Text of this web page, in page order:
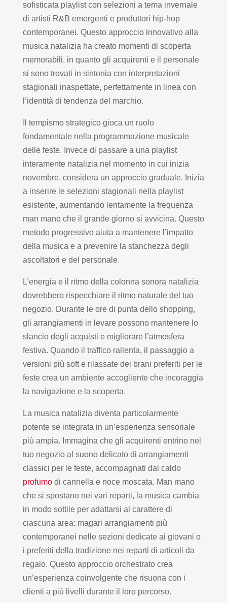
sofisticata playlist con selezioni a tema invernale
di artisti R&B emergenti e produttori hip-hop
contemporanei. Questo approccio innovativo alla
musica natalizia ha creato momenti di scoperta
memorabili, in quanto gli acquirenti e il personale
si sono trovati in sintonia con interpretazioni
stagionali inaspettate, perfettamente in linea con
l’identità di tendenza del marchio.
Il tempismo strategico gioca un ruolo
fondamentale nella programmazione musicale
delle feste. Invece di passare a una playlist
interamente natalizia nel momento in cui inizia
novembre, considera un approccio graduale. Inizia
a inserire le selezioni stagionali nella playlist
esistente, aumentando lentamente la frequenza
man mano che il grande giorno si avvicina. Questo
metodo progressivo aiuta a mantenere l’impatto
della musica e a prevenire la stanchezza degli
ascoltatori e del personale.
L’energia e il ritmo della colonna sonora natalizia
dovrebbero rispecchiare il ritmo naturale del tuo
negozio. Durante le ore di punta dello shopping,
gli arrangiamenti in levare possono mantenere lo
slancio degli acquisti e migliorare l’atmosfera
festiva. Quando il traffico rallenta, il passaggio a
versioni più soft e rilassate dei brani preferiti per le
feste crea un ambiente accogliente che incoraggia
la navigazione e la scoperta.
La musica natalizia diventa particolarmente
potente se integrata in un’esperienza sensoriale
più ampia. Immagina che gli acquirenti entrino nel
tuo negozio al suono delicato di arrangiamenti
classici per le feste, accompagnati dal caldo
profumodi cannella e noce moscata. Man mano
che si spostano nei vari reparti, la musica cambia
in modo sottile per adattarsi al carattere di
ciascuna area: magari arrangiamenti più
contemporanei nelle sezioni dedicate ai giovani o
i preferiti della tradizione nei reparti di articoli da
regalo. Questo approccio orchestrato crea
un’esperienza coinvolgente che risuona con i
clienti a più livelli durante il loro percorso.